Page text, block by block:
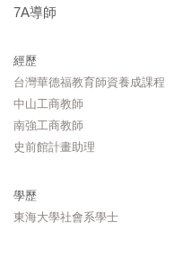
7A導師
經歷
台灣華德福教育師資養成課程
中山工商教師
南強工商教師
史前館計畫助理
學歷
東海大學社會系學士